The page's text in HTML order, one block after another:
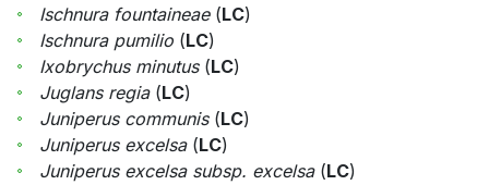
Ischnura fountaineae(LC)
Ischnura pumilio (LC)
Ixobrychus minutus(LC)
Juglans regia(LC)
Juniperus communis(LC)
Juniperus excelsa(LC)
Juniperus excelsa subsp. excelsa(LC)